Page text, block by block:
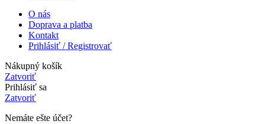
O nás
Doprava a platba
Kontakt
Prihlásiť / Registrovať
Nákupný košík
Zatvoriť
Prihlásiť sa
Zatvoriť
Nemáte ešte účet?